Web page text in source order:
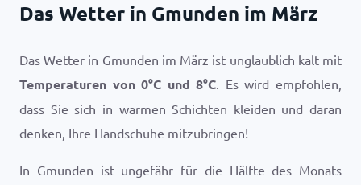
Das Wetter in Gmunden im März
Das Wetter in Gmunden im März ist unglaublich kalt mit
Temperaturen von0°C und8°C. Es wird empfohlen,
dass Sie sich in warmen Schichten kleiden und daran
denken, Ihre Handschuhe mitzubringen!
In Gmunden ist ungefähr für die Hälfte des Monats